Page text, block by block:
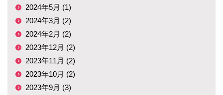
2024年5月 (1)
2024年3月 (2)
2024年2月 (2)
2023年12月 (2)
2023年11月 (2)
2023年10月 (2)
2023年9月 (3)